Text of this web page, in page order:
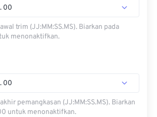
. 00
trim (JJ:MM:SS.MS). Biarkan pada
menonaktifkan.
. 00
pemangkasan (JJ:MM:SS.MS). Biarkan
untuk menonaktifkan.